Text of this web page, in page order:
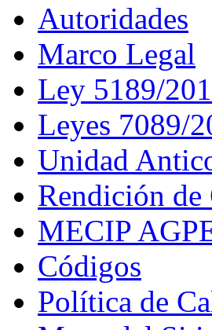
Autoridades
Marco Legal
Ley 5189/
Leyes 7089/
Unidad
Rendición de
MECIP
Códigos
Política de